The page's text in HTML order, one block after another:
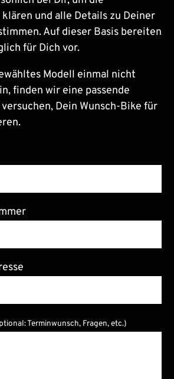
und alle Details zu Deiner
Auf dieser Basis bereiten
für Dich vor.
Modell einmal nicht
finden wir eine passende
Dein Wunsch-Bike für
Feld leer.Terminwunsch, Fragen, etc.)